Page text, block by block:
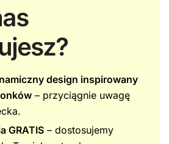
design inspirowany
– przyciągnie uwagę
GRATIS – dostosujemy